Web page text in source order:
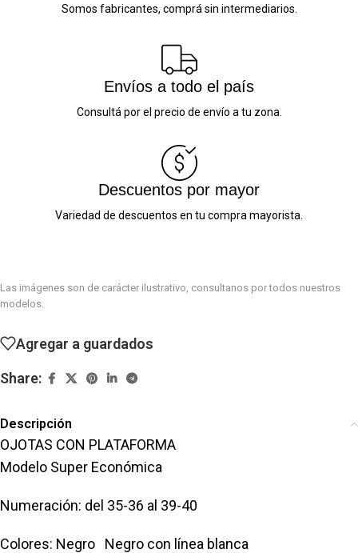
Somos fabricantes, comprá sin intermediarios.
Envíos a todo el país
Consultá por el precio de envío a tu zona.
Descuentos por mayor
Variedad de descuentos en tu compra mayorista.
Las imágenes son de carácter ilustrativo, consultanos por todos nuestros
modelos.
Agregar a guardados
Share:
Descripción
OJOTAS CON PLATAFORMA
Modelo Super Económica
Numeración: del 35-36 al 39-40
Colores: Negro Negro con línea blanca